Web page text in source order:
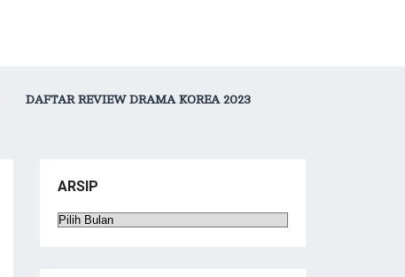
DAFTAR REVIEW DRAMA KOREA 2023
ARSIP
Arsip